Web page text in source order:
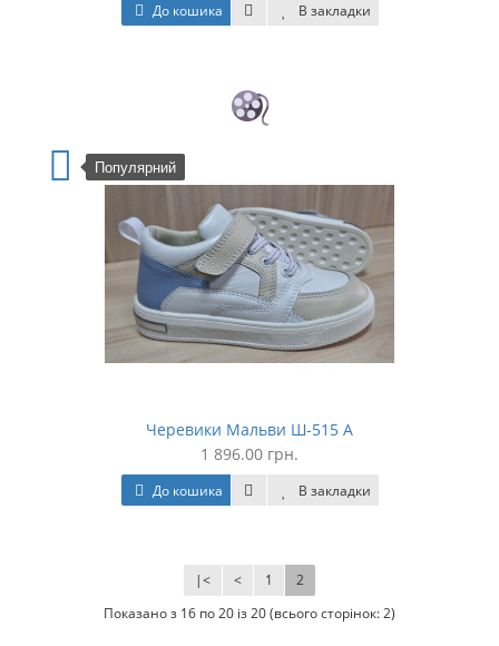
До кошика В закладки
Популярний
Черевики Мальви Ш-515 А
1 896.00 грн.
До кошика В закладки
|< < 1 2
Показано з 16 по 20 із 20 (всього сторінок: 2)